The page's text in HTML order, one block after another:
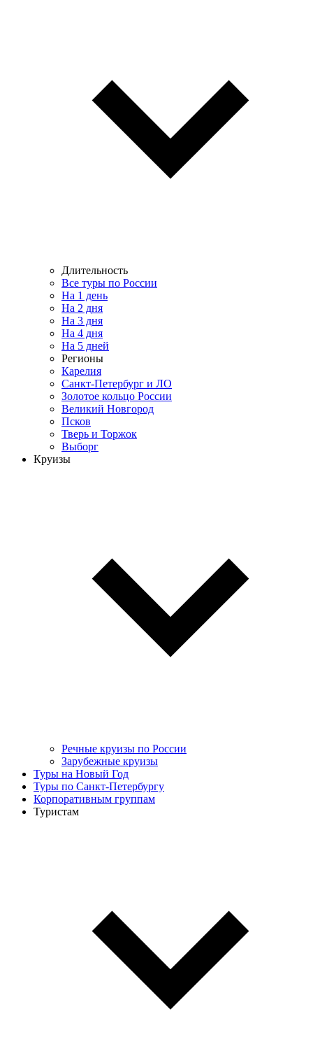
Длительность
Все туры по России
На 1 день
На 2 дня
На 3 дня
На 4 дня
На 5 дней
Регионы
Карелия
Санкт-Петербург и ЛО
Золотое кольцо России
Великий Новгород
Псков
Тверь и Торжок
Выборг
Круизы
Речные круизы по России
Зарубежные круизы
Туры на Новый Год
Туры по Санкт-Петербургу
Корпоративным группам
Туристам